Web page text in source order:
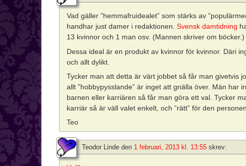
Vad gäller ”hemmafruidealet” som stärks av
handhar just damer i redaktionen.Svensk damtidning
13 kvinnor och 1 man osv. (Mannen skriver om böcker.)
Dessa ideal är en produkt av kvinnor för kvinnor. Däri
och allt dylikt.
Tycker man att detta är värt jobbet så får man givetvis
allt ”hobbypysslande” är inget att gnälla över. Män har
barnen eller karriären så får man göra ett val. Tycker
karriär så är väll valet enkelt, och ”rätt” för den personen.
Teo
Teodor Linde den 1 februari, 2013 kl. 13:55 skrev: